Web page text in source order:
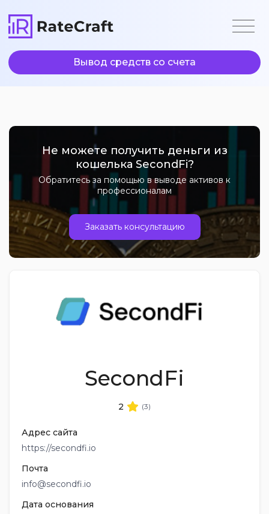
Вывод средств со счета
Не можете получить деньги из
кошелька SecondFi?
Обратитесь за помощью в выводе активов к
профессионалам
Заказать консультацию
SecondFi
2 (3)
Адрес сайта
https://secondfi.io
Почта
info@secondfi.io
Дата основания